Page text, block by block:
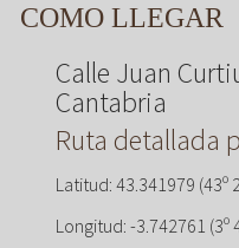
COMO LLEGAR
Calle Juan
Cantabria
Ruta detallada
Latitud: 43.341979 (43º
Longitud: -3.742761 (3º